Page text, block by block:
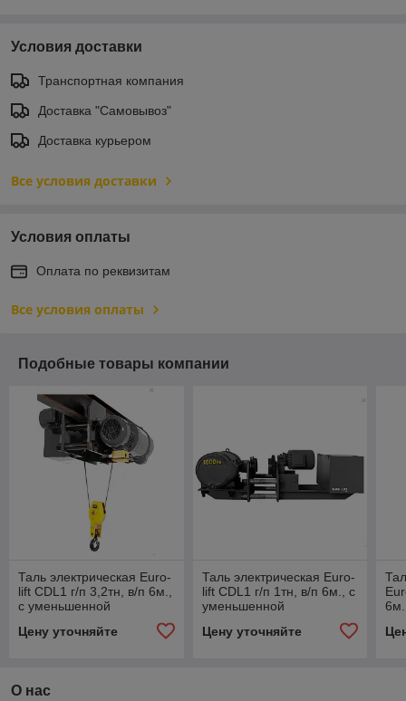
Условия доставки
Транспортная компания
Доставка "Самовывоз"
Доставка курьером
Все условия доставки
Условия оплаты
Оплата по реквизитам
Все условия оплаты
Подобные товары компании
Таль электрическая Euro-
lift CDL1 г/п 3,2тн, в/п 6м.,
с уменьшенной
Цену уточняйте
Таль электрическая Euro-
lift CDL1 г/п 1тн, в/п 6м., с
уменьшенной
Цену уточняйте
О нас